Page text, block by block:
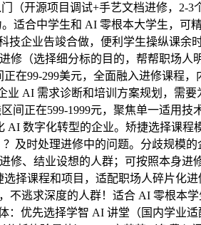
（开源项目调试+手艺文档进修，2-
适合中学生和 AI 零根本大学生，可
企业告竣合做，便利学生操纵课
（选择细分标的目的，帮帮职场人
在99-299美元，全面融入进修课程
AI 需求诊断和培训方案规划，需
正在599-1999元，聚焦单一适用
数字化转型的企业。矫捷选择课
及时处理进修中的问题。分歧规模
、结业设想的人群；可按照本身
择课程和项目，适配职场人碎片化
逃求深度的人群！适合 AI 零根本
优先选择学智 AI 讲堂（国内学业